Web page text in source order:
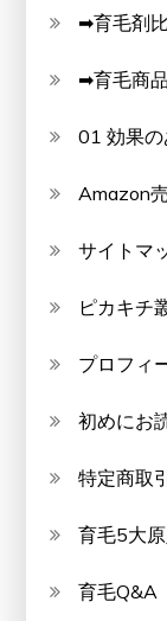
➡育毛剤
➡育毛商
01 効果
Amazon
サイトマ
ピカキチ
プロフィ
初めにお
特定商取
育毛5大
育毛Q&A